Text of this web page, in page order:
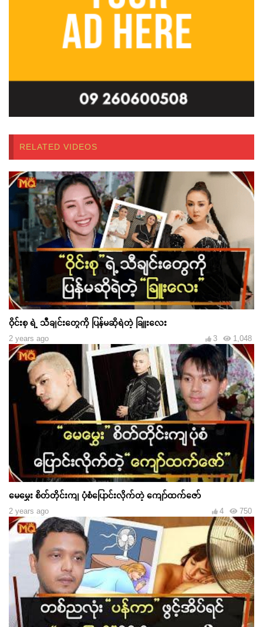
RELATED VIDEOS
ဝိုင်းစု ရဲ့ သီချင်းတွေကို ပြန်မဆိုရဲတဲ့ ခြူးလေး
2 years ago 1,048
3
မေမွှေး စိတ်တိုင်းကျ ပုံစံပြောင်းလိုက်တဲ့ ကျော်ထက်ဇော်
2 years ago 750
4